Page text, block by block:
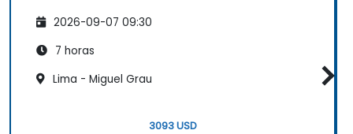
2026-09-07 09:30
7 horas
Lima - Miguel Grau
3093 USD